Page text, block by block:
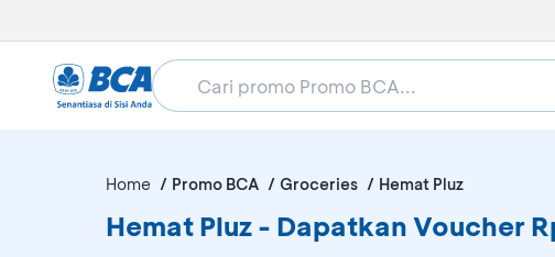
Home Promo BCA Groceries Hemat Pluz
Hemat Pluz - Dapatkan Voucher